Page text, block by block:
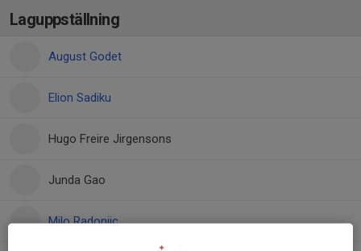
Laguppställning
August Godet
Elion Sadiku
Hugo Freire Jirgensons
Junda Gao
Milo Radonjic